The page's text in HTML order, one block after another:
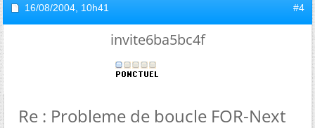
16/08/2004, 10h41 #4
invite6ba5bc4f
Re : Probleme de boucle FOR-Next